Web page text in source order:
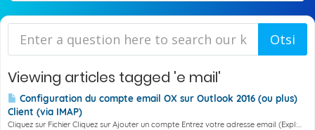
Viewing articles tagged 'e mail'
Configuration du compte email OX sur Outlook 2016 (ou plus)
Client (via IMAP)
Cliquez sur Fichier Cliquez sur Ajouter un compte Entrez votre adresse email (Expl:...